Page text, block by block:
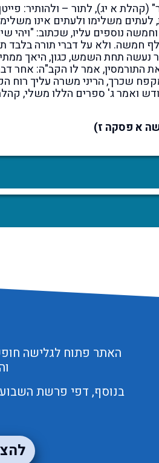
(קהלת א יג), לתור – ולהותיר:
משלימו ולעתים אינו
נוספים עליו, שכתוב: "ויהי
חמשה. ולא על דברי תורה בלבד
תחת השמש, כגון, היאך
התורמסין, אמר לו הקב"ה: אחר
שכרך, הריני משרה עליך רוח
ואמר ג' ספרים הללו משלי,
א פסקה ז)
האתר פתוח לגלישה
בנוסף, דפי פרשת השבוע